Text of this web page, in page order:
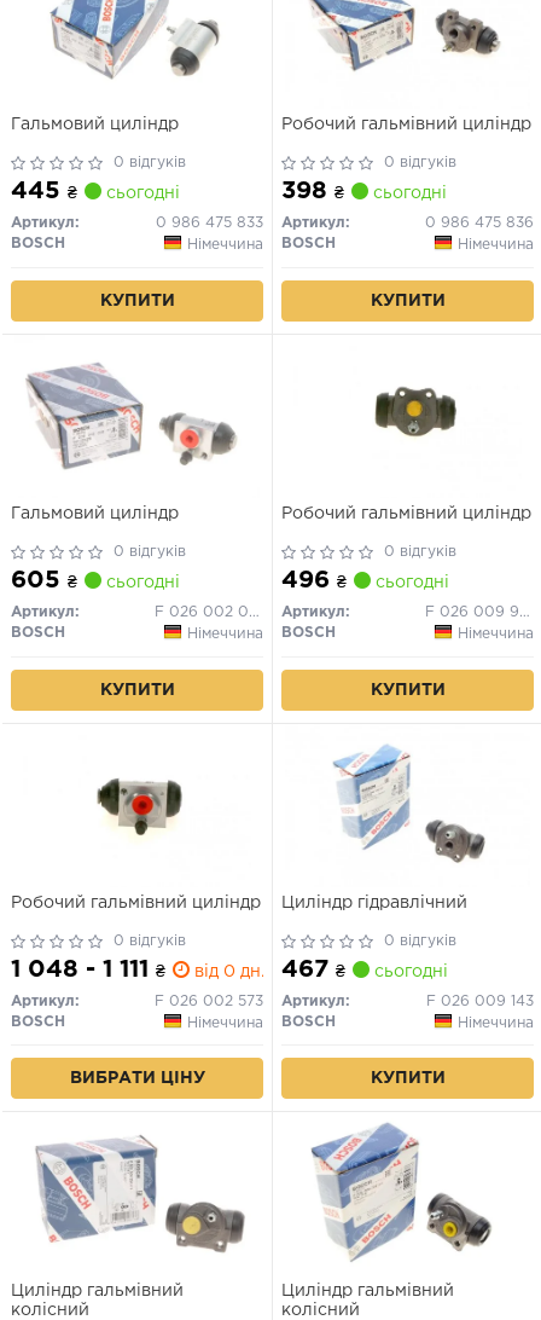
Гальмовий циліндр
0 відгуків
445 ₴ сьогодні
Артикул:
0 986 475 833
BOSCH
Німеччина
КУПИТИ
Робочий гальмівний циліндр
0 відгуків
398 ₴ сьогодні
Артикул:
0 986 475 836
BOSCH
Німеччина
КУПИТИ
Гальмовий циліндр
0 відгуків
605 ₴ сьогодні
Артикул:
F 026 002 028
BOSCH
Німеччина
КУПИТИ
Робочий гальмівний циліндр
0 відгуків
496 ₴ сьогодні
Артикул:
F 026 009 939
BOSCH
Німеччина
КУПИТИ
Робочий гальмівний циліндр
0 відгуків
1 048 - 1 111 ₴ від 0 дн.
Артикул:
F 026 002 573
BOSCH
Німеччина
ВИБРАТИ ЦІНУ
Циліндр гідравлічний
0 відгуків
467 ₴ сьогодні
Артикул:
F 026 009 143
BOSCH
Німеччина
КУПИТИ
Циліндр гальмівний
колісний
Циліндр гальмівний
колісний